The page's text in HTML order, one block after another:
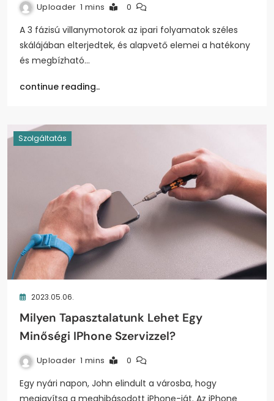
Uploader 1 mins 0
A 3 fázisú villanymotorok az ipari folyamatok széles
skálájában elterjedtek, és alapvető elemei a hatékony
és megbízható…
continue reading..
Szolgáltatás
2023.05.06.
Milyen Tapasztalatunk Lehet Egy
Minőségi IPhone Szervizzel?
Uploader 1 mins 0
Egy nyári napon, John elindult a városba, hogy